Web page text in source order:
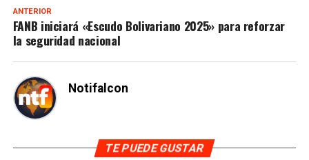
ANTERIOR
FANB iniciará «Escudo Bolivariano 2025» para reforzar
la seguridad nacional
Notifalcon
TE PUEDE GUSTAR